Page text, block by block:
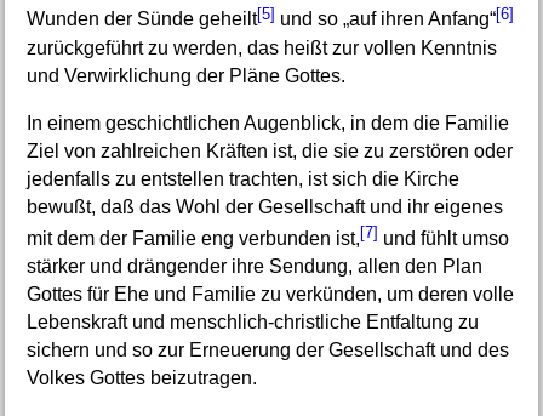
Wunden der Sünde geheilt[5] und so „auf ihren Anfang“[6]
zurückgeführt zu werden, das heißt zur vollen Kenntnis
und Verwirklichung der Pläne Gottes.
In einem geschichtlichen Augenblick, in dem die Familie
Ziel von zahlreichen Kräften ist, die sie zu zerstören oder
jedenfalls zu entstellen trachten, ist sich die Kirche
bewußt, daß das Wohl der Gesellschaft und ihr eigenes
mit dem der Familie eng verbunden ist, [7] und fühlt umso
stärker und drängender ihre Sendung, allen den Plan
Gottes für Ehe und Familie zu verkünden, um deren volle
Lebenskraft und menschlich-christliche Entfaltung zu
sichern und so zur Erneuerung der Gesellschaft und des
Volkes Gottes beizutragen.